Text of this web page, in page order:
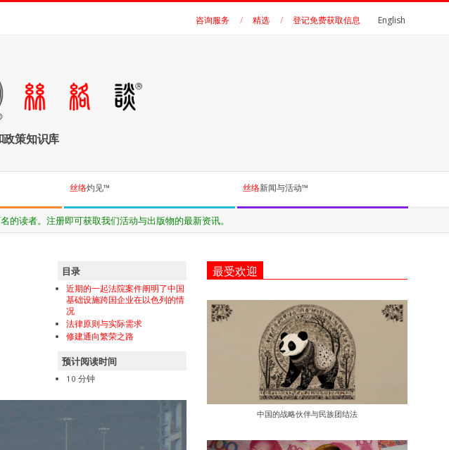
咨询服务
精选 登记免费获取信息 English
策知识库
丝络灼见™ 丝络新闻与活动™
物的最新资讯。
目录
近期的一起法院案件阐明了中国
基础设施跨国企业在以色列的情
况
法律原则与实际需求
修建通向繁荣之路
预计阅读时间
10 分钟
最受欢迎
中国的战略伙伴与民族团结法